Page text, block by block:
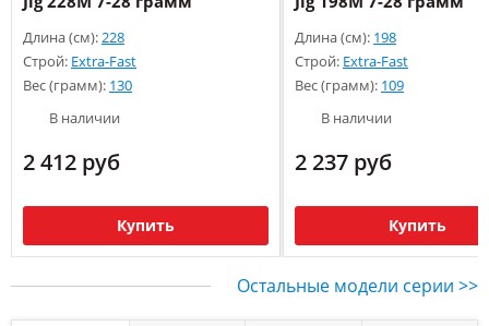
Длина (см): 228
Строй: Extra-Fast
Вес (грамм): 130
В наличии
2 412 руб
Купить
Длина (см): 198
Строй: Extra-Fast
Вес (грамм): 109
В наличии
2 237 руб
Купить
Остальные модели серии >>